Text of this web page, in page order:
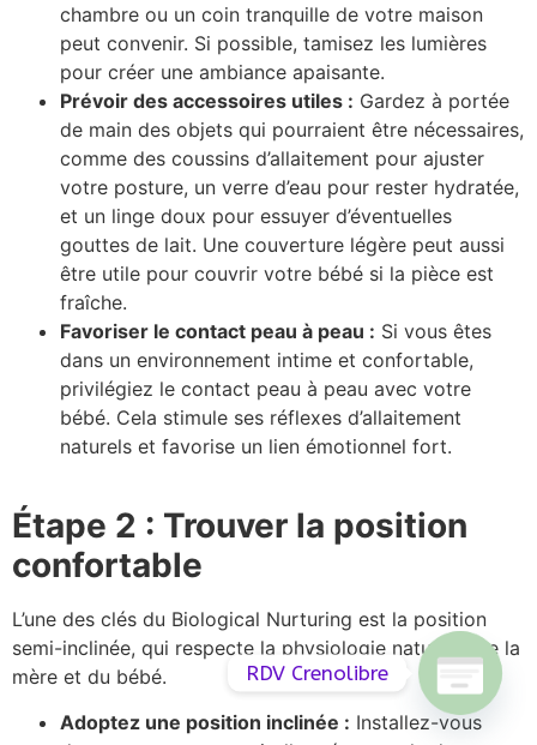
chambre ou un coin tranquille de votre maison
peut convenir. Si possible, tamisez les lumières
pour créer une ambiance apaisante.
Prévoir des accessoires utiles : Gardez à portée
de main des objets qui pourraient être nécessaires,
comme des coussins d’allaitement pour ajuster
votre posture, un verre d’eau pour rester hydratée,
et un linge doux pour essuyer d’éventuelles
gouttes de lait. Une couverture légère peut aussi
être utile pour couvrir votre bébé si la pièce est
fraîche.
Favoriser le contact peau à peau : Si vous êtes
dans un environnement intime et confortable,
privilégiez le contact peau à peau avec votre
bébé. Cela stimule ses réflexes d’allaitement
naturels et favorise un lien émotionnel fort.
Étape 2 : Trouver la position
confortable
L’une des clés du Biological Nurturing est la position
semi-inclinée, qui respecte la physiologie naturelle de la
mère et du bébé.
Adoptez une position inclinée : Installez-vous
RDV Crenolibre